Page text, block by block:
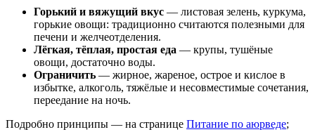
Горький и вяжущий вкус — листовая зелень, куркума,
горькие овощи: традиционно считаются полезными для
печени и желчеотделения.
Лёгкая, тёплая, простая еда — крупы, тушёные
овощи, достаточно воды.
Ограничить — жирное, жареное, острое и кислое в
избытке, алкоголь, тяжёлые и несовместимые сочетания,
переедание на ночь.
Подробно принципы — на странице Питание по аюрведе;